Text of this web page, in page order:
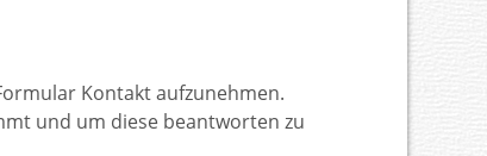
Kontakt aufzunehmen.
und um diese beantworten zu